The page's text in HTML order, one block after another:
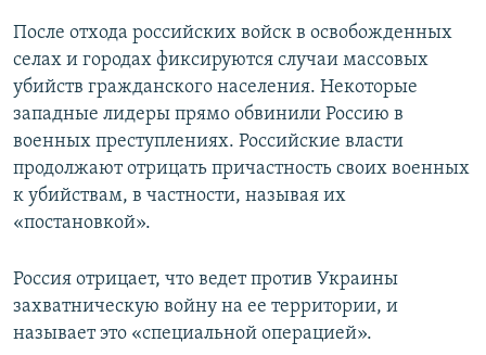
После отхода российских войск в освобожденных
селах и городах фиксируются случаи массовых
убийств гражданского населения. Некоторые
западные лидеры прямо обвинили Россию в
военных преступлениях. Российские власти
продолжают отрицать причастность своих военных
к убийствам, в частности, называя их
«постановкой».
Россия отрицает, что ведет против Украины
захватническую войну на ее территории, и
называет это «специальной операцией».